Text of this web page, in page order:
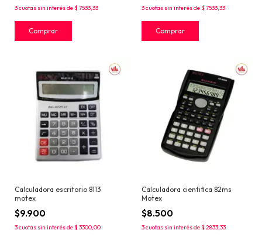
3cuotas sin interés de$ 7533,33 3cuotas sin interés de$ 7533,33
Calculadora escritorio 8113
motex
$9.900
3cuotas sin interés de$ 3300,00
Calculadora cientifica 82ms
Motex
$8.500
3cuotas sin interés de$ 2833,33